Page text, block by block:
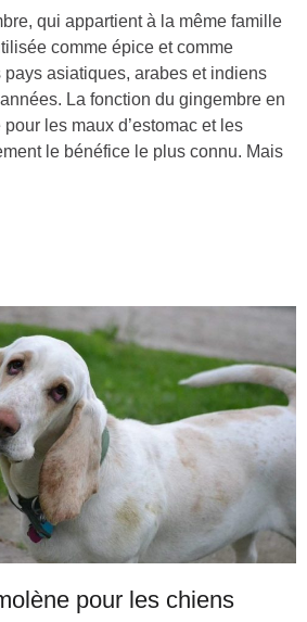
qui appartient à la même famille
comme épice et comme
asiatiques, arabes et indiens
La fonction du gingembre en
les maux d’estomac et les
le bénéfice le plus connu. Mais
pour les chiens